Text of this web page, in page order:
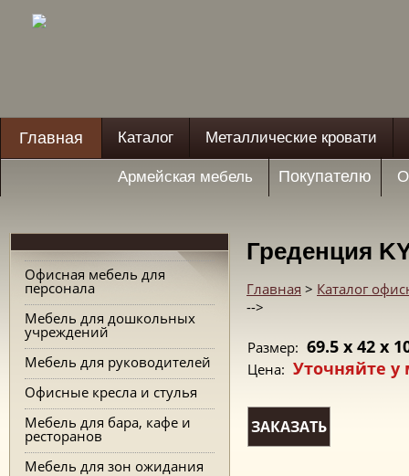
Главная Каталог Металлические кровати
Армейская мебель Покупателю
Офисная мебель для
персонала
Мебель для дошкольных
учреждений
Мебель для руководителей
Офисные кресла и стулья
Мебель для бара, кафе и
ресторанов
Мебель для зон ожидания
Греденция
Главная > Каталог
-->
Размер: 69.5 x 42 x
Цена: Уточняйте
ЗАКАЗАТЬ